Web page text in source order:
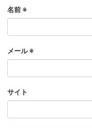
名前 ※
メール※
サイト